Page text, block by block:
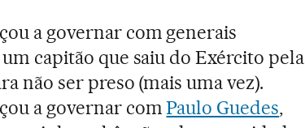
a governar com generais
capitão que saiu do Exército pela
não ser preso (mais uma vez).
a governar comPaulo Guedes,